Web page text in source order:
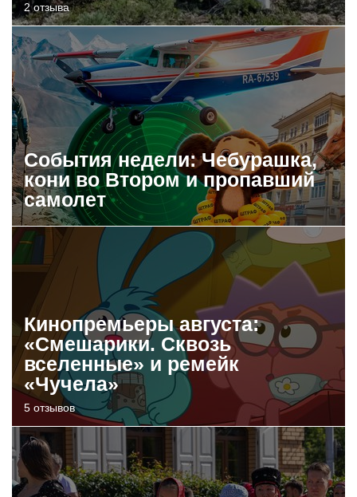
2 отзыва
События недели: Чебурашка,
кони во Втором и пропавший
самолет
Кинопремьеры августа:
«Смешарики. Сквозь
вселенные» и ремейк
«Чучела»
5 отзывов